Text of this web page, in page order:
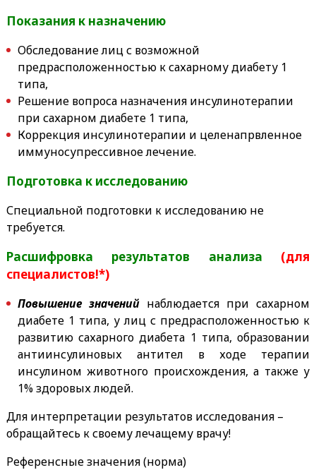
Показания к назначению
Обследование лиц с возможной
предрасположенностью к сахарному диабету 1
типа,
Решение вопроса назначения инсулинотерапии
при сахарном диабете 1 типа,
Коррекция инсулинотерапии и целенапрвленное
иммуносупрессивное лечение.
Подготовка к исследованию
Специальной подготовки к исследованию не
требуется.
Расшифровка результатов анализа (для
специалистов!*)
Повышение значенийнаблюдается при сахарном
диабете 1 типа, у лиц с предрасположенностью к
развитию сахарного диабета 1 типа, образовании
антиинсулиновых антител в ходе терапии
инсулином животного происхождения, а также у
1% здоровых людей.
Для интерпретации результатов исследования –
обращайтесь к своему лечащему врачу!
Референсные значения (норма)